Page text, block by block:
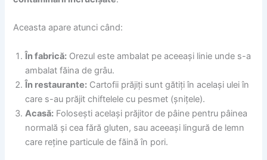
Aceasta apare atunci când:
În fabrică: Orezul este ambalat pe aceeași linie unde s-a
ambalat făina de grâu.
În restaurante: Cartofii prăjiți sunt gătiți în același ulei în
care s-au prăjit chiftelele cu pesmet (șnițele).
Acasă: Folosești același prăjitor de pâine pentru pâinea
normală și cea fără gluten, sau aceeași lingură de lemn
care reține particule de făină în pori.